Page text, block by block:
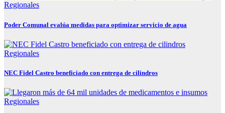
Regionales
Poder Comunal evalúa medidas para optimizar servicio de agua
Regionales
NEC Fidel Castro beneficiado con entrega de cilindros
Regionales